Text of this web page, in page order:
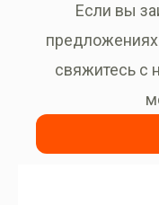
Если вы
предложениях
свяжитесь с